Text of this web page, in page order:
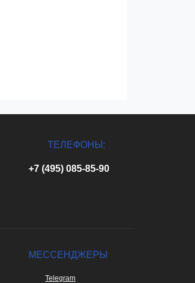
ТЕЛЕФОНЫ:
+7 (495) 085-85-90
МЕССЕНДЖЕРЫ
Telegram